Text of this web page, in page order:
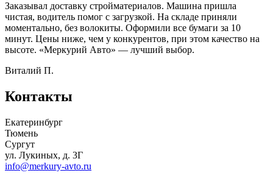
Заказывал доставку стройматериалов. Машина пришла
чистая, водитель помог с загрузкой. На складе приняли
моментально, без волокиты. Оформили все бумаги за 10
минут. Цены ниже, чем у конкурентов, при этом качество на
высоте. «Меркурий Авто» — лучший выбор.
Виталий П.
Контакты
Екатеринбург
Тюмень
Сургут
ул. Лукиных, д. 3Г
info@merkury-avto.ru